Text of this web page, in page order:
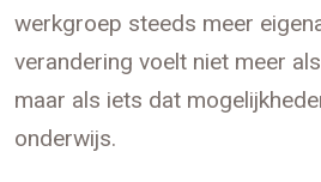
werkgroep steeds meer
verandering voelt niet meer
maar als iets dat
onderwijs.